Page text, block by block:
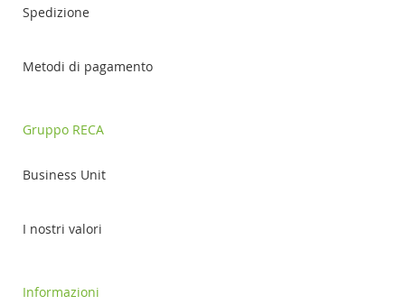
Spedizione
Metodi di pagamento
Gruppo RECA
Business Unit
I nostri valori
Informazioni